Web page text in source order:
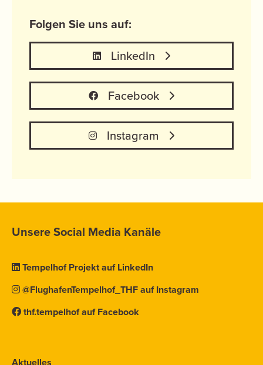
Folgen Sie uns auf:
LinkedIn
Facebook
Instagram
Unsere Social Media Kanäle
Tempelhof Projekt auf LinkedIn
@FlughafenTempelhof_THF auf Instagram
thf.tempelhof auf Facebook